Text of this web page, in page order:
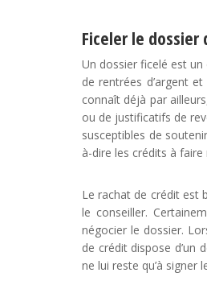
Ficeler le
Un dossier ficelé est
de rentrées d’argent
connaît déjà par
ou de justificatifs de
susceptibles de
à-dire les crédits à
Le rachat de crédit est
le conseiller.
négocier le dossier.
de crédit dispose d’un
ne lui reste qu’à signer